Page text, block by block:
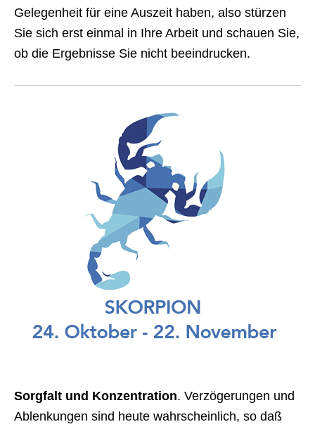
Gelegenheit für eine Auszeit haben, also stürzen
Sie sich erst einmal in Ihre Arbeit und schauen Sie,
ob die Ergebnisse Sie nicht beeindrucken.
Sorgfalt und Konzentration. Verzögerungen und
Ablenkungen sind heute wahrscheinlich, so daß